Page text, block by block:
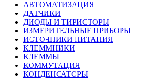
АВТОМАТИЗАЦИЯ
ДАТЧИКИ
ДИОДЫ И ТИРИСТОРЫ
ИЗМЕРИТЕЛЬНЫЕ ПРИБОРЫ
ИСТОЧНИКИ ПИТАНИЯ
КЛЕММНИКИ
КЛЕММЫ
КОММУТАЦИЯ
КОНДЕНСАТОРЫ